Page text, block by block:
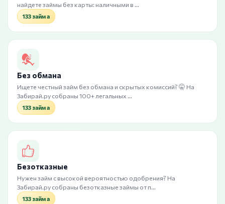
найдете займы без карты: наличными в …
133 займа
Без обмана
Ищете честный займ без обмана и скрытых комиссий? 🤫 На
Забирай.ру собраны 100+ легальных …
133 займа
Безотказные
Нужен займ с высокой вероятностью одобрения? На
Забирай.ру собраны безотказные займы от п…
133 займа